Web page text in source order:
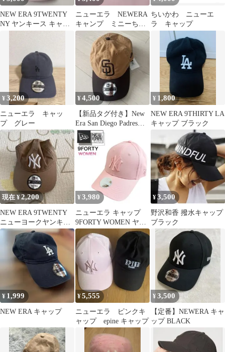
NEW ERA 9TWENTY
NY ヤンキース キャッ
ニューエラ NEWERA
キャンプ ミニーちゃ
ん ヒッコリー
9THIRTY
ちいかわ ニューエ
ラ キャップ
¥3,200
ニューエラ キャッ
プ グレー
¥4,500
【新品タグ付き】New
Era San Diego Padres
9TWENTY
¥ 1,800
NEW ERA 9THIRTY LA
キャップ ブラック
現在 ¥2,200
NEW ERA 9TWENTY
ニューヨークヤンキー
ス キャップ
¥ 3,980
ニューエラ キャップ
9FORTY WOMEN ヤン
キース ピンク×ピンク
¥3,500
野沢和香 撥水キャップ
ブラック
¥ 1,999
NEW ERA キャップ
¥5,555
ニューエラ ピンクキ
ャップ epine キャップ
¥3,500
【定番】NEWERA キャ
ップ BLACK